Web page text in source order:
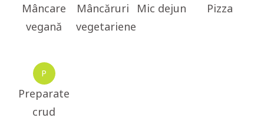
Mâncare
vegană
Mâncăruri
vegetariene
Mic dejun Pizza
P
Preparate
crud